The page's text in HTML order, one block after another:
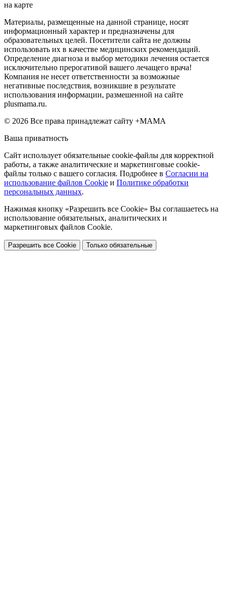
на карте
Материалы, размещенные на данной странице, носят
информационный характер и предназначены для
образовательных целей. Посетители сайта не должны
использовать их в качестве медицинских рекомендаций.
Определение диагноза и выбор методики лечения остается
исключительно прерогативой вашего лечащего врача!
Компания не несет ответственности за возможные
негативные последствия, возникшие в результате
использования информации, размешенной на сайте
plusmama.ru.
© 2026 Все права принадлежат сайту +МАМА
Ваша приватность
Сайт использует обязательные cookie-файлы для корректной
работы, а также аналитические и маркетинговые cookie-
файлы только с вашего согласия. Подробнее в Согласии на
использование файлов Cookie и Политике обработки
персональных данных.
Нажимая кнопку «Разрешить все Cookie» Вы соглашаетесь на
использование обязательных, аналитических и
маркетинговых файлов Cookie.
Разрешить все Cookie Только обязательные